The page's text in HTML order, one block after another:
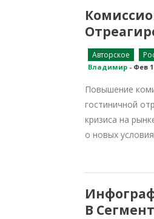
Авторское
Владимир - Фев
Повышение
гостиничной
кризиса на
о новых
В